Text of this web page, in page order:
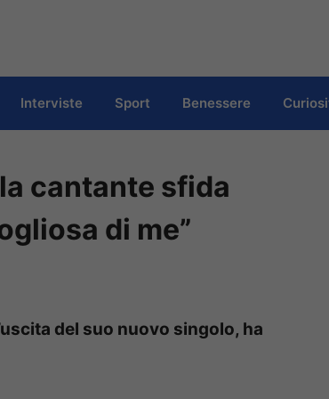
Interviste Sport Benessere
cantante sfida
di me”
del suo nuovo singolo, ha